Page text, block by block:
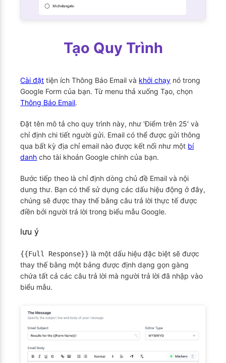
Tạo Quy Trình
Cài đặt tiện ích Thông Báo Email và khởi chạy nó trong
Google Form của bạn. Từ menu thả xuống Tạo, chọn
Thông Báo Email.
Đặt tên mô tả cho quy trình này, như 'Điểm trên 25' và
chỉ định chi tiết người gửi. Email có thể được gửi thông
qua bất kỳ địa chỉ email nào được kết nối như một bí
danh cho tài khoản Google chính của bạn.
Bước tiếp theo là chỉ định dòng chủ đề Email và nội
dung thư. Bạn có thể sử dụng các dấu hiệu động ở đây,
chúng sẽ được thay thế bằng câu trả lời thực tế được
điền bởi người trả lời trong biểu mẫu Google.
lưu ý
{{Full Response}} là một dấu hiệu đặc biệt sẽ được
thay thế bằng một bảng được định dạng gọn gàng
chứa tất cả các câu trả lời mà người trả lời đã nhập vào
biểu mẫu.